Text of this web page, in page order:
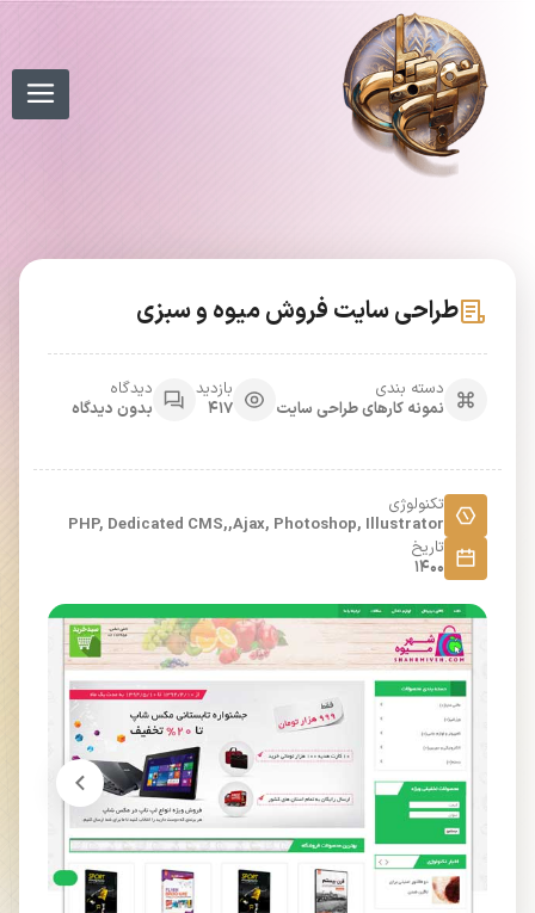
طراحی سایت فروش میوه و سبزی
دسته بندی
نمونه کارهای طراحی سایت
بازدید
417
دیدگاه
بدون دیدگاه
تکنولوژی
PHP, Dedicated CMS,,Ajax, Photoshop, Illustrator
تاریخ
1400